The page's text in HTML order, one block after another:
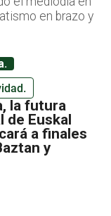
en brazo y
la futura
de Euskal
a finales
y